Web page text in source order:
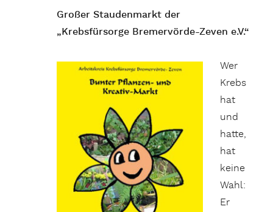
Großer Staudenmarkt der
„Krebsfürsorge Bremervörde-Zeven e.V.“
Wer
Krebs
hat
und
hatte,
hat
keine
Wahl:
Er